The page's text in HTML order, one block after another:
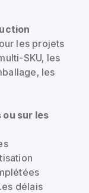
les projets
SKU, les
les
sur les
délais